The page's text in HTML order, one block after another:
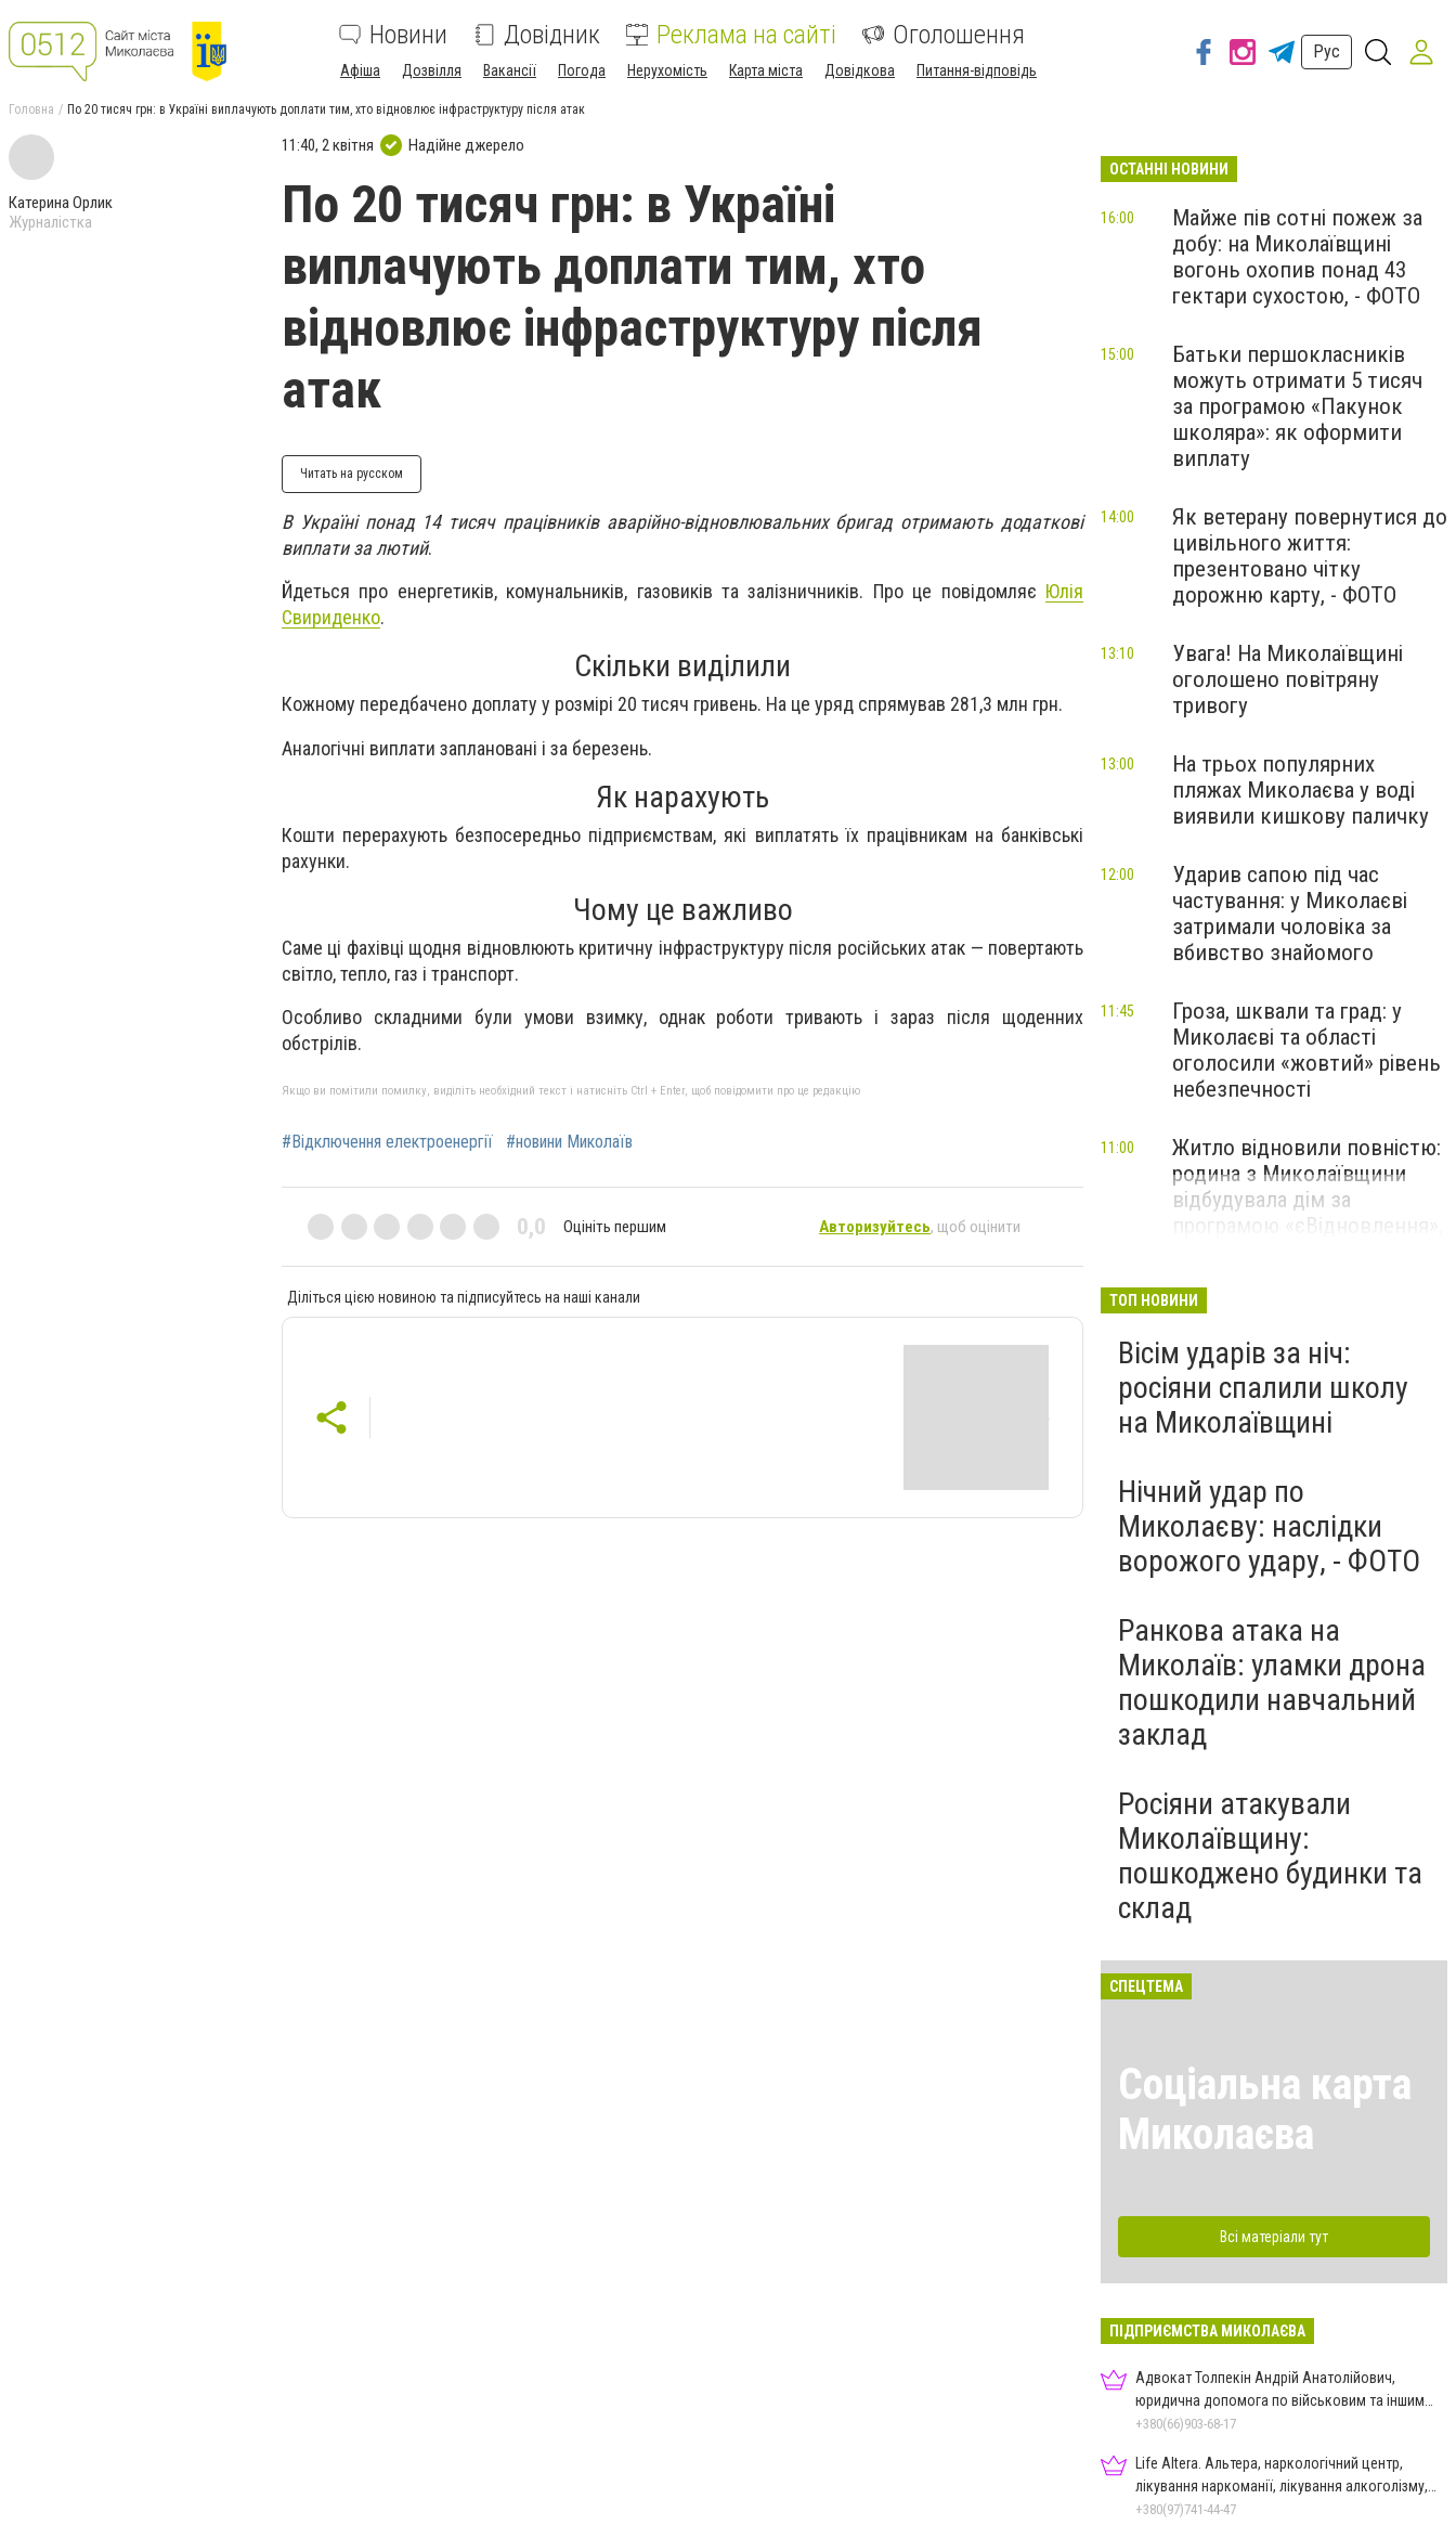
Новини Довідник Реклама на сайті Оголошення
Афіша Дозвілля Вакансії Погода Нерухомість Карта міста Довідкова Питання-відповідь
Рус
Головна По 20 тисяч грн: в Україні виплачують доплати тим, хто відновлює інфраструктуру після атак
Катерина Орлик
Журналістка
11:40, 2 квітня Надійне джерело
По 20 тисяч грн: в Україні
виплачують доплати тим, хто
відновлює інфраструктуру після
атак
Читать на русском
В Україні понад 14 тисяч працівників аварійно-відновлювальних бригад отримають додаткові
виплати за лютий.
Йдеться про енергетиків, комунальників, газовиків та залізничників. Про це повідомляє Юлія
Свириденко.
Скільки виділили
Кожному передбачено доплату у розмірі 20 тисяч гривень. На це уряд спрямував 281,3 млн грн.
Аналогічні виплати заплановані і за березень.
Як нарахують
Кошти перерахують безпосередньо підприємствам, які виплатять їх працівникам на банківські
рахунки.
Чому це важливо
Саме ці фахівці щодня відновлюють критичну інфраструктуру після російських атак — повертають
світло, тепло, газ і транспорт.
Особливо складними були умови взимку, однак роботи тривають і зараз після щоденних
обстрілів.
Якщо ви помітили помилку, виділіть необхідний текст і натисніть Ctrl + Enter, щоб повідомити про це редакцію
#Відключення електроенергії #новини Миколаїв
0,0 Оцініть першим Авторизуйтесь, щоб оцінити
Діліться цією новиною та підписуйтесь на наші канали
ОСТАННІ НОВИНИ
Майже пів сотні пожеж за
добу: на Миколаївщині
вогонь охопив понад 43
гектари сухостою, - ФОТО
16:00
Батьки першокласників
можуть отримати 5 тисяч
за програмою «Пакунок
школяра»: як оформити
виплату
15:00
Як ветерану повернутися до
цивільного життя:
презентовано чітку
дорожню карту, - ФОТО
14:00
Увага! На Миколаївщині
оголошено повітряну
тривогу
13:10
На трьох популярних
пляжах Миколаєва у воді
виявили кишкову паличку
13:00
Ударив сапою під час
частування: у Миколаєві
затримали чоловіка за
вбивство знайомого
12:00
Гроза, шквали та град: у
Миколаєві та області
оголосили «жовтий» рівень
небезпечності
11:45
Житло відновили повністю:
родина з Миколаївщини
відбудувала дім за
програмою «єВідновлення»,
11:00
ТОП НОВИНИ
Вісім ударів за ніч:
росіяни спалили школу
на Миколаївщині
Нічний удар по
Миколаєву: наслідки
ворожого удару, - ФОТО
Ранкова атака на
Миколаїв: уламки дрона
пошкодили навчальний
заклад
Росіяни атакували
Миколаївщину:
пошкоджено будинки та
склад
СПЕЦТЕМА
Соціальна карта
Миколаєва
Всі матеріали тут
ПІДПРИЄМСТВА МИКОЛАЄВА
Адвокат Толпекін Андрій Анатолійович,
юридична допомога по військовим та іншим
справам
+380(66)903-68-17
Life Altera. Альтера, наркологічний центр,
лікування наркоманії, лікування алкоголізму,
зняття ломки
+380(97)741-44-47